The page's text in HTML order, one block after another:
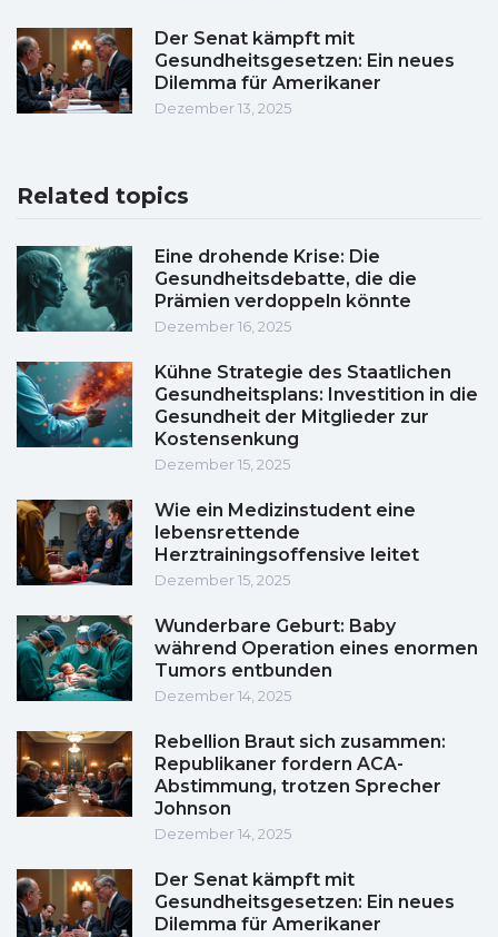
Der Senat kämpft mit
Gesundheitsgesetzen: Ein neues
Dilemma für Amerikaner
Dezember 13, 2025
Related topics
Eine drohende Krise: Die
Gesundheitsdebatte, die die
Prämien verdoppeln könnte
Dezember 16, 2025
Kühne Strategie des Staatlichen
Gesundheitsplans: Investition in die
Gesundheit der Mitglieder zur
Kostensenkung
Dezember 15, 2025
Wie ein Medizinstudent eine
lebensrettende
Herztrainingsoffensive leitet
Dezember 15, 2025
Wunderbare Geburt: Baby
während Operation eines enormen
Tumors entbunden
Dezember 14, 2025
Rebellion Braut sich zusammen:
Republikaner fordern ACA-
Abstimmung, trotzen Sprecher
Johnson
Dezember 14, 2025
Der Senat kämpft mit
Gesundheitsgesetzen: Ein neues
Dilemma für Amerikaner